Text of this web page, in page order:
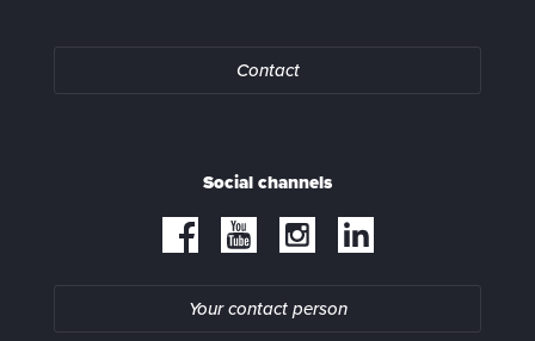
Contact
Social channels
Your contact person